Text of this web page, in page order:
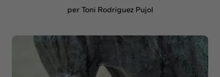
Intermèdia
Interrelació
Clients
Insights
per Toni Rodriguez Pujol